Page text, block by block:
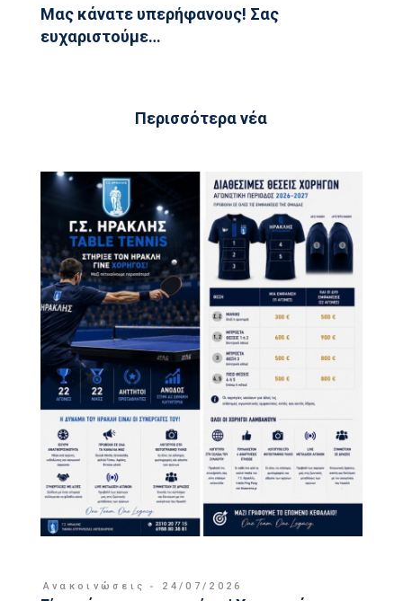
Μας κάνατε υπερήφανους! Σας
ευχαριστούμε…
Περισσότερα νέα
Ανακοινώσεις 24/07/2026